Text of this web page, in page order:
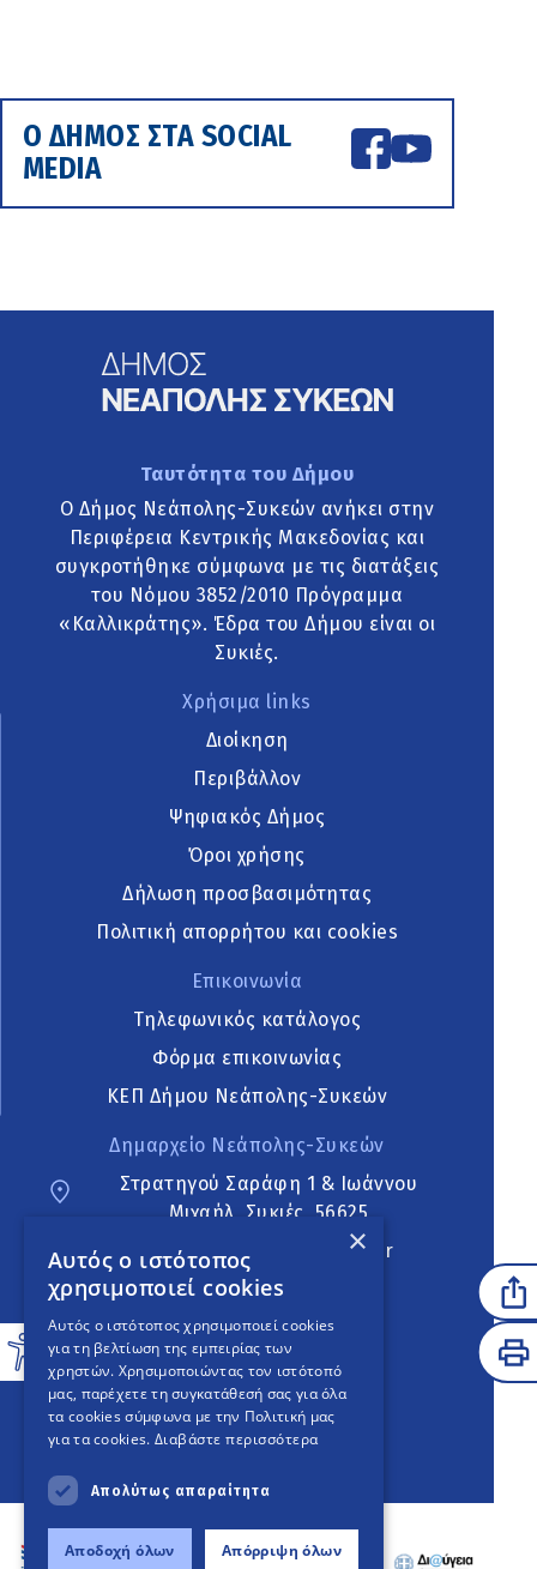
Ο ΔΗΜΟΣ ΣΤΑ SOCIAL
MEDIA
Ταυτότητα του Δήμου
Ο Δήμος Νεάπολης-Συκεών ανήκει στην
Περιφέρεια Κεντρικής Μακεδονίας και
συγκροτήθηκε σύμφωνα με τις διατάξεις
του Νόμου 3852/2010 Πρόγραμμα
«Καλλικράτης». Έδρα του Δήμου είναι οι
Συκιές.
Χρήσιμα links
Διοίκηση
Περιβάλλον
Ψηφιακός Δήμος
Όροι χρήσης
Δήλωση προσβασιμότητας
Πολιτική απορρήτου και cookies
Επικοινωνία
Τηλεφωνικός κατάλογος
Φόρμα επικοινωνίας
ΚΕΠ Δήμου Νεάπολης-Συκεών
Δημαρχείο Νεάπολης-Συκεών
Στρατηγού Σαράφη 1 & Ιωάννου
Μιχαήλ, Συκιές, 56625
neapoli.sykies@ddt.gov.gr
Ακολουθήστε
English Version
An project
×
Αυτός ο ιστότοπος
χρησιμοποιεί cookies
Αυτός ο ιστότοπος χρησιμοποιεί cookies
για τη βελτίωση της εμπειρίας των
χρηστών. Χρησιμοποιώντας τον ιστότοπό
μας, παρέχετε τη συγκατάθεσή σας για όλα
τα cookies σύμφωνα με την Πολιτική μας
για τα cookies. Διαβάστε περισσότερα
Απολύτως απαραίτητα
Αποδοχή όλων Απόρριψη όλων